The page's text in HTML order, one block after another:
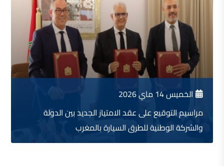
الخميس 14 ماي 2026
مراسيم التوقيع على عقد الامتياز الجديد بين الدولة
والشركة الوطنية للطرق السيارة بالمغرب